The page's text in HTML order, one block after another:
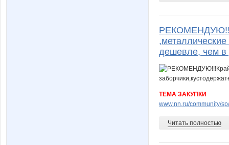
дешевле, чем в
ТЕМА ЗАКУПКИ
www.nn.ru/community/
Читать полностью